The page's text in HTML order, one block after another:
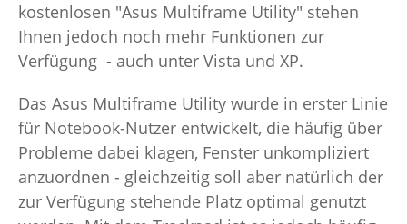
kostenlosen "Asus Multiframe Utility" stehen
Ihnen jedoch noch mehr Funktionen zur
Verfügung - auch unter Vista und XP.
Das Asus Multiframe Utility wurde in erster Linie
für Notebook-Nutzer entwickelt, die häufig über
Probleme dabei klagen, Fenster unkompliziert
anzuordnen - gleichzeitig soll aber natürlich der
zur Verfügung stehende Platz optimal genutzt